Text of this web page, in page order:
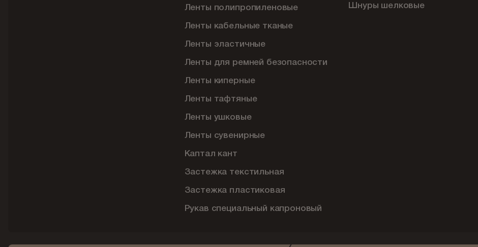
Ленты полипропиленовые
Ленты кабельные тканые
Ленты эластичные
Ленты для ремней безопасности
Ленты киперные
Ленты тафтяные
Ленты ушковые
Ленты сувенирные
Каптал кант
Застежка текстильная
Застежка пластиковая
Рукав специальный капроновый
Шнуры шелковые